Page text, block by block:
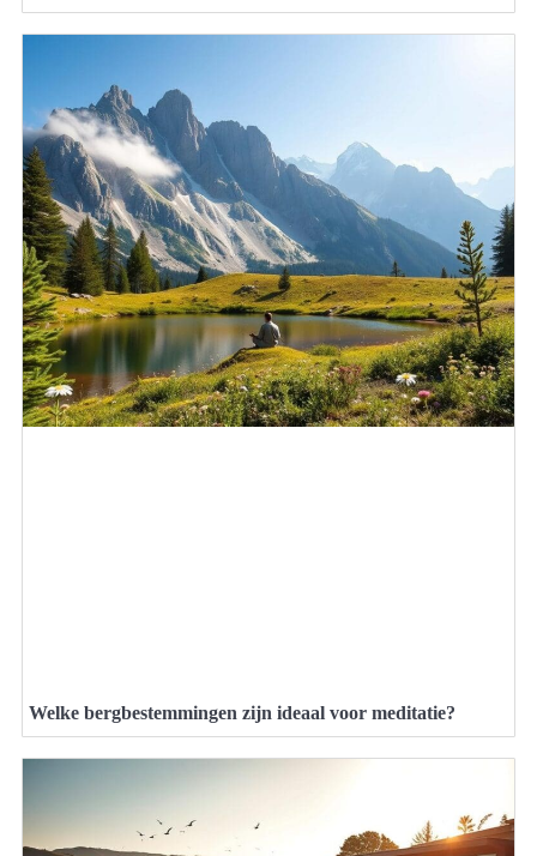
Welke bergbestemmingen zijn ideaal voor meditatie?